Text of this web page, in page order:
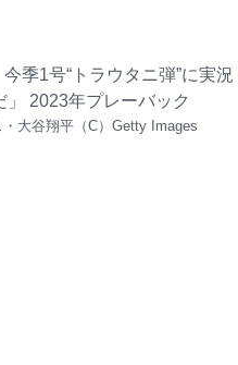
大谷翔平（C）Getty Images